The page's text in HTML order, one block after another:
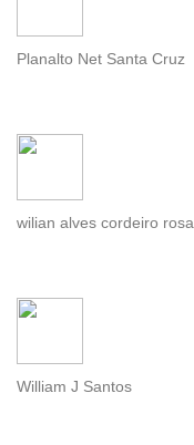
Planalto Net Santa Cruz
wilian alves cordeiro rosa
William J Santos